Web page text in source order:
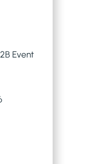
Event